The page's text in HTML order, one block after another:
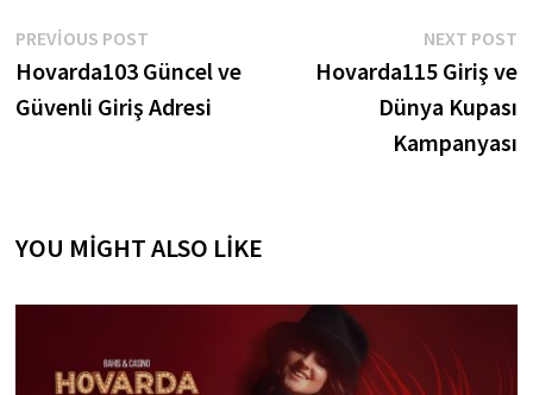
YAZI
GEZINMESI
PREVIOUS POSTPrevious
post:
Hovarda103 Güncel ve
Güvenli Giriş Adresi
NEXT POST
Hovarda115 Giriş ve
Dünya Kupası
Kampanyası
YOU MIGHT ALSO LIKE